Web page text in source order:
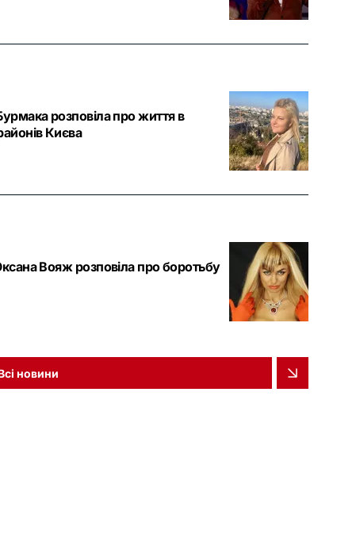
розповіла про життя в
Києва
Вояж розповіла про боротьбу
новини